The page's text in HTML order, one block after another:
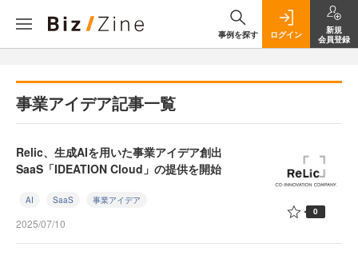
事例を探す ログイン
新規
会員登録
事業アイデア記事一覧
Relic、生成AIを用いた事業アイデア創出
SaaS「IDEATION Cloud」の提供を開始
AI SaaS 事業アイデア
2025/07/10
0